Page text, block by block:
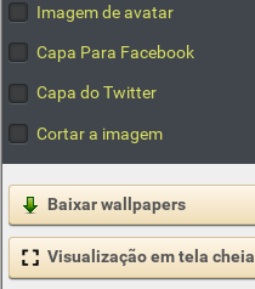
Imagem de avatar
Capa Para Facebook
Capa do Twitter
Cortar a imagem
Baixar wallpapers
Visualização em tela cheia